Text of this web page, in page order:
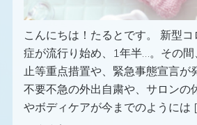
こんにちは！たるとです。 新型
症が流行り始め、1年半…。その
止等重点措置や、緊急事態宣言が
不要不急の外出自粛や、サロンの
やボディケアが今までのようには